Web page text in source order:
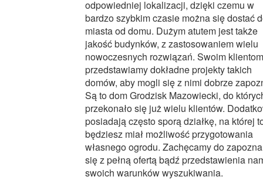
odpowiedniej lokalizacji, dzięki czemu w
bardzo szybkim czasie można się dostać
miasta od domu. Dużym atutem jest także
jakość budynków, z zastosowaniem wielu
nowoczesnych rozwiązań. Swoim klientom
przedstawiamy dokładne projekty takich
domów, aby mogli się z nimi dobrze
Są to dom Grodzisk Mazowiecki, do
przekonało się już wielu klientów.
posiadają często sporą działkę, na której
będziesz miał możliwość przygotowania
własnego ogrodu. Zachęcamy do
się z pełną ofertą bądź przedstawienia
swoich warunków wyszukiwania.